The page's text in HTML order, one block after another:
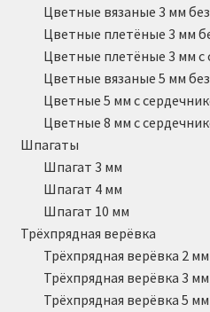
Цветные вязаные 3 мм
Цветные плетёные 3 мм
Цветные плетёные 3 мм с
Цветные вязаные 5 мм
Цветные 5 мм с
Цветные 8 мм с
Шпагаты
Шпагат 3 мм
Шпагат 4 мм
Шпагат 10 мм
Трёхпрядная верёвка
Трёхпрядная верёвка 2 мм
Трёхпрядная верёвка 3 мм
Трёхпрядная верёвка 5 мм